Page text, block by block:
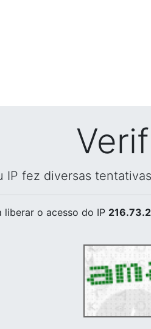
IP fez diversas
liberar o acesso do IP